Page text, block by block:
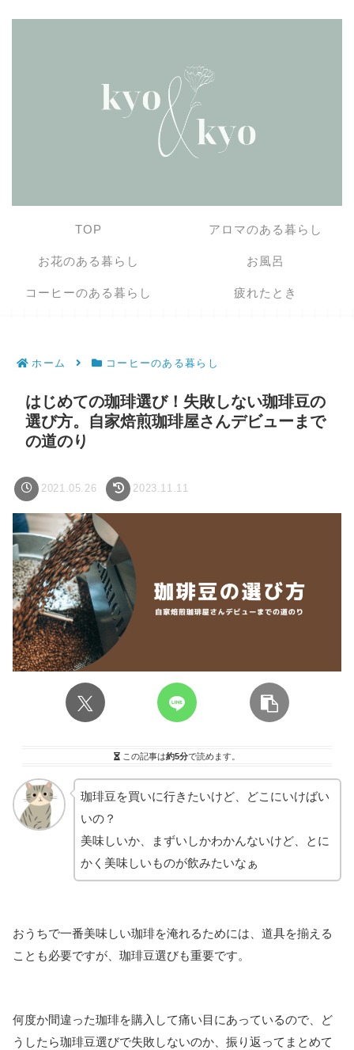
TOP アロマのある暮らし
お花のある暮らし お風呂
コーヒーのある暮らし 疲れたとき
ホーム コーヒーのある暮らし
はじめての珈琲選び！失敗しない珈琲豆の
選び方。自家焙煎珈琲屋さんデビューまで
の道のり
2021.05.26 2023.11.11
この記事は約5分で読めます。
珈琲豆を買いに行きたいけど、どこにいけばい
いの？
美味しいか、まずいしかわかんないけど、とに
かく美味しいものが飲みたいなぁ
おうちで一番美味しい珈琲を淹れるためには、道具を揃える
ことも必要ですが、珈琲豆選びも重要です。
何度か間違った珈琲を購入して痛い目にあっているので、ど
うしたら珈琲豆選びで失敗しないのか、振り返ってまとめて